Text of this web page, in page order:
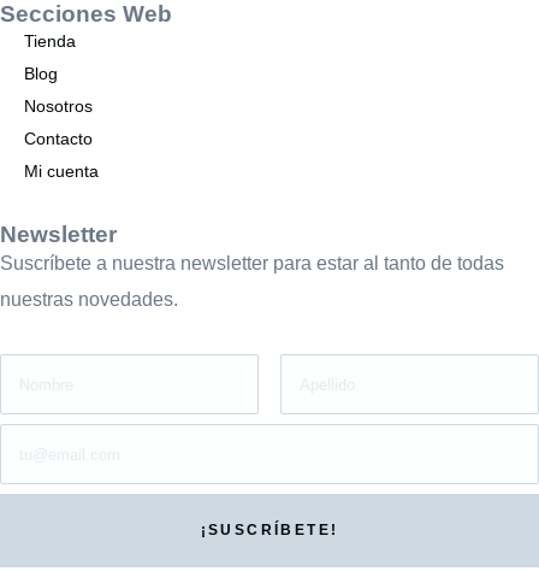
Secciones Web
Tienda
Blog
Nosotros
Contacto
Mi cuenta
Newsletter
Suscríbete a nuestra newsletter para estar al tanto de todas
nuestras novedades.